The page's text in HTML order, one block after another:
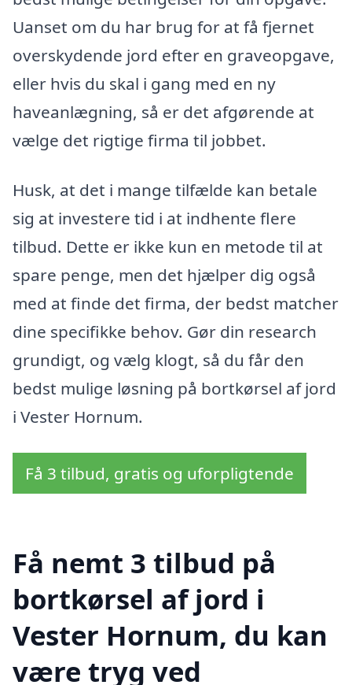
Uanset om du har brug for at få fjernet
overskydende jord efter en graveopgave,
eller hvis du skal i gang med en ny
haveanlægning, så er det afgørende at
vælge det rigtige firma til jobbet.
Husk, at det i mange tilfælde kan betale
sig at investere tid i at indhente flere
tilbud. Dette er ikke kun en metode til at
spare penge, men det hjælper dig også
med at finde det firma, der bedst matcher
dine specifikke behov. Gør din research
grundigt, og vælg klogt, så du får den
bedst mulige løsning på bortkørsel af jord
i Vester Hornum.
Få 3 tilbud, gratis og uforpligtende
Få nemt 3 tilbud på
bortkørsel af jord i
Vester Hornum, du kan
være tryg ved